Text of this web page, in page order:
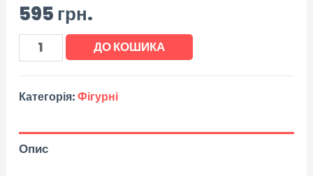
595грн.
ДО КОШИКА
Категорія:Фігурні
Опис